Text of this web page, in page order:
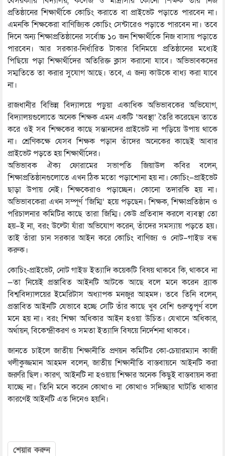
প্রতিষ্ঠানের শিক্ষার্থীকে কোচিং করাতে বা প্রাইভেট পড়াতে পারবেন না।
এমনকি শিক্ষকেরা বাণিজ্যিক কোচিং সেন্টারেও পড়াতে পারবেন না। তবে
দিনে অন্য শিক্ষাপ্রতিষ্ঠানের সর্বোচ্চ ১০ জন শিক্ষার্থীকে নিজ বাসায় পড়াতে
পারবেন। আর সরকার-নির্ধারিত টাকার বিনিময়ে প্রতিষ্ঠানের মধ্যেই
পিছিয়ে পড়া শিক্ষার্থীদের অতিরিক্ত ক্লাস করানো যাবে। অভিভাবকদের
সম্মতিতে তা করার সুযোগ আছে। তবে, এ জন্য কাউকে বাধ্য করা যাবে
না।
রাজধানীর বিভিন্ন বিদ্যালয়ে পড়ুয়া একাধিক অভিভাবকের অভিযোগ,
বিদ্যালয়গুলোতে অনেক শিক্ষক এমন একটি ‘অবস্থা’ তৈরি করেছেন তাতে
করে ওই সব শিক্ষকের কাছে সন্তানদের প্রাইভেট না পড়িয়ে উপায় থাকে
না। শ্রেণিকক্ষে যেসব শিক্ষক পড়ান তাঁদের অনেকের কাছেই আবার
প্রাইভেট পড়তে হয় শিক্ষার্থীদের।
অভিভাবক ঐক্য ফোরামের সভাপতি জিয়াউল কবির বলেন,
শিক্ষাপ্রতিষ্ঠানগুলোতে এখন ঠিক মতো পড়াশোনা হয় না। কোচিং–প্রাইভেট
ছাড়া উপায় নেই। শিক্ষকেরাও পড়াচ্ছেন। কোনো তদারকি হয় না।
অভিভাবকেরা এখন সম্পূর্ণ ‘জিম্মি’ হয়ে পড়ছেন। শিক্ষক, শিক্ষাপ্রতিষ্ঠান ও
পরিচালনার কমিটির কাছে তারা জিম্মি। কেউ প্রতিবাদ করলে ব্যবস্থা তো
হয়–ই না, বরং উল্টো যাঁরা অভিযোগ করেন, তাঁদের সমস্যায় পড়তে হয়।
তাই তাঁরা চান সরকার আইন করে কোচিং বাণিজ্য ও নোট–গাইড বন্ধ
করুক।
কোচিং-প্রাইভেট, নোট গাইড ইত্যাদি কয়েকটি বিষয় থাকবে কি, থাকবে না
—তা নিয়েই প্রস্তাবিত আইনটি আটকে আছে বলে মনে করেন ব্র্যাক
বিশ্ববিদ্যালয়ের ইমেরিটাস অধ্যাপক মনজুর আহমদ। তবে তিনি বলেন,
প্রস্তাবিত আইনটি যেভাবে হচ্ছে সেটি তাঁর কাছে খুব বেশি গুরুত্বপূর্ণ বলে
মনে হয় না। বরং শিক্ষা অধিকার আইন হওয়া উচিত। যেখানে অধিকার,
অর্থায়ন, বিকেন্দ্রীকরণ ও সমতা ইত্যাদি বিষয়ে নির্দেশনা থাকবে।
জানতে চাইলে জাতীয় শিক্ষানীতি প্রণয়ন কমিটির কো-চেয়ারম্যান কাজী
খলীকুজ্জমান আহমদ বলেন, জাতীয় শিক্ষানীতি বাস্তবায়নে আইনটি করা
জরুরি ছিল। কারণ, আইনটি না হওয়ায় শিক্ষার অনেক কিছুই বাস্তবায়ন করা
যাচ্ছে না। তিনি মনে করেন কোথাও না কোথাও সদিচ্ছার ঘাটতি থাকার
কারণেই আইনটি এত দিনেও হয়নি।
শেয়ার করুন